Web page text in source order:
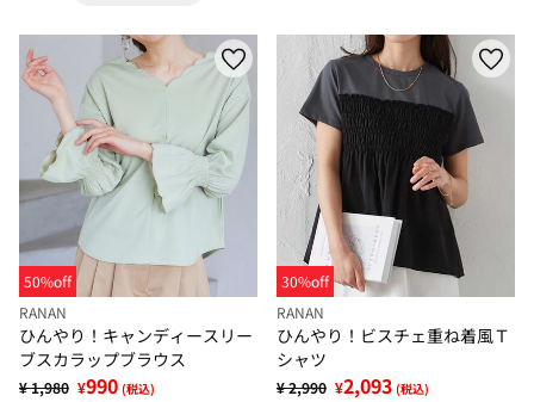
50%off
RANAN
ひんやり！キャンディースリー
ブスカラップブラウス
¥ 1,980 ¥990 (税込)
30%off
RANAN
ひんやり！ビスチェ重ね着風Ｔ
シャツ
¥ 2,990 ¥2,093 (税込)